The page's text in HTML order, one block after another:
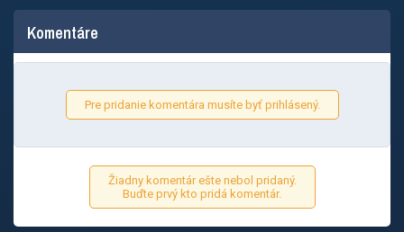
Komentáre
Pre pridanie komentára musíte byť prihlásený.
Žiadny komentár ešte nebol pridaný.
Buďte prvý kto pridá komentár.